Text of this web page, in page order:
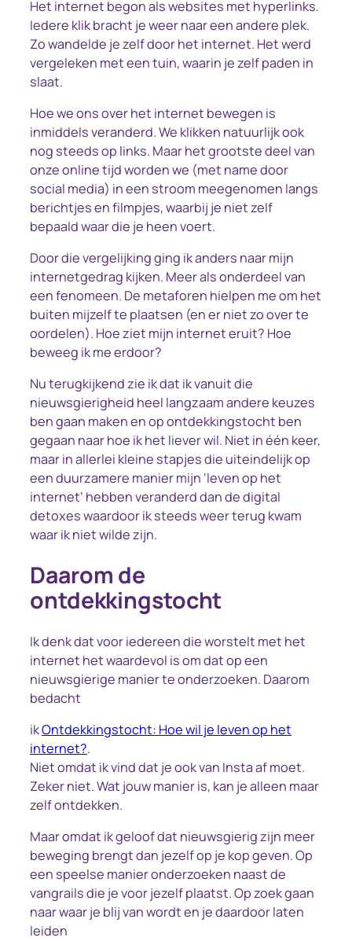
Het internet begon als websites met hyperlinks.
Iedere klik bracht je weer naar een andere plek.
Zo wandelde je zelf door het internet. Het werd
vergeleken met een tuin, waarin je zelf paden in
slaat.
Hoe we ons over het internet bewegen is
inmiddels veranderd. We klikken natuurlijk ook
nog steeds op links. Maar het grootste deel van
onze online tijd worden we (met name door
social media) in een stroom meegenomen langs
berichtjes en filmpjes, waarbij je niet zelf
bepaald waar die je heen voert.
Door die vergelijking ging ik anders naar mijn
internetgedrag kijken. Meer als onderdeel van
een fenomeen. De metaforen hielpen me om het
buiten mijzelf te plaatsen (en er niet zo over te
oordelen). Hoe ziet mijn internet eruit? Hoe
beweeg ik me erdoor?
Nu terugkijkend zie ik dat ik vanuit die
nieuwsgierigheid heel langzaam andere keuzes
ben gaan maken en op ontdekkingstocht ben
gegaan naar hoe ik het liever wil. Niet in één keer,
maar in allerlei kleine stapjes die uiteindelijk op
een duurzamere manier mijn ‘leven op het
internet’ hebben veranderd dan de digital
detoxes waardoor ik steeds weer terug kwam
waar ik niet wilde zijn.
Daarom de
ontdekkingstocht
Ik denk dat voor iedereen die worstelt met het
internet het waardevol is om dat op een
nieuwsgierige manier te onderzoeken. Daarom
bedacht
ikOntdekkingstocht: Hoe wil je leven op het
internet?.
Niet omdat ik vind dat je ook van Insta af moet.
Zeker niet. Wat jouw manier is, kan je alleen maar
zelf ontdekken.
Maar omdat ik geloof dat nieuwsgierig zijn meer
beweging brengt dan jezelf op je kop geven. Op
een speelse manier onderzoeken naast de
vangrails die je voor jezelf plaatst. Op zoek gaan
naar waar je blij van wordt en je daardoor laten
leiden